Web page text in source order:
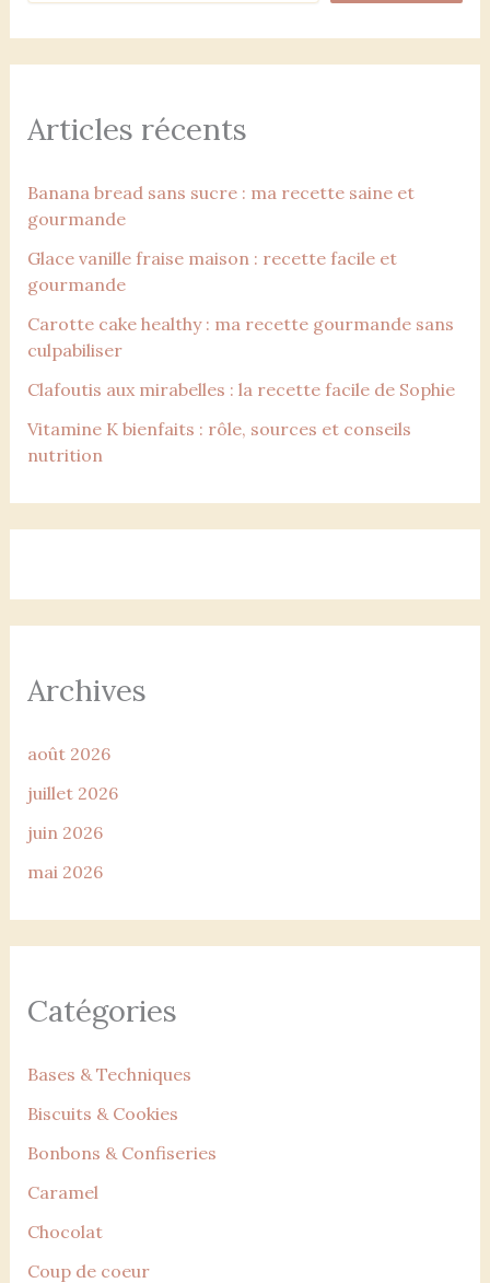
Articles récents
Banana bread sans sucre : ma recette saine et
gourmande
Glace vanille fraise maison : recette facile et
gourmande
Carotte cake healthy : ma recette gourmande sans
culpabiliser
Clafoutis aux mirabelles : la recette facile de Sophie
Vitamine K bienfaits : rôle, sources et conseils
nutrition
Archives
août 2026
juillet 2026
juin 2026
mai 2026
Catégories
Bases & Techniques
Biscuits & Cookies
Bonbons & Confiseries
Caramel
Chocolat
Coup de coeur